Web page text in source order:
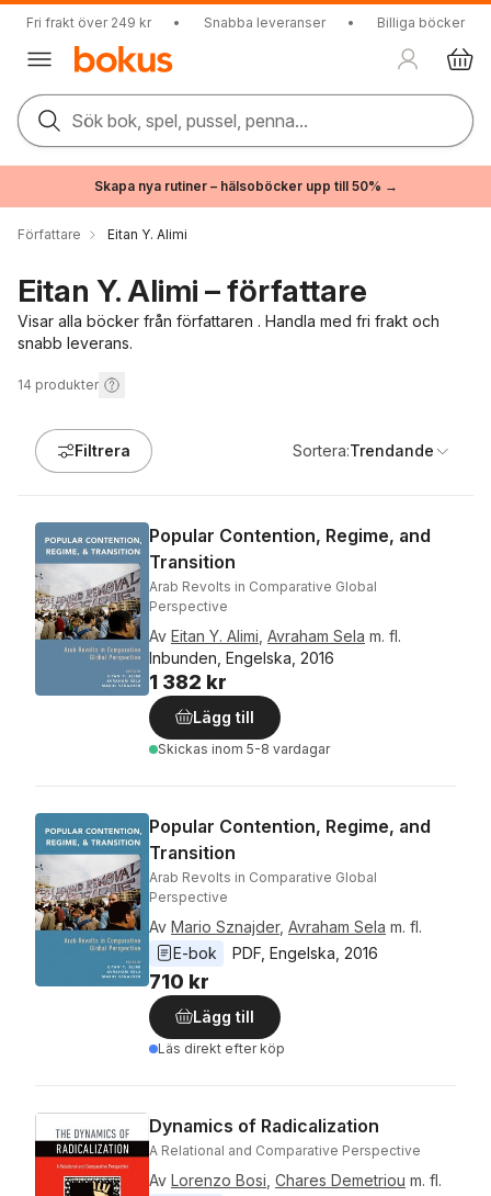
Fri frakt över 249 kr • Snabba leveranser • Billiga böcker
Sök bok, spel, pussel, penna...
Skapa nya rutiner – hälsoböcker upp till 50% →
Författare Eitan Y. Alimi
Eitan Y. Alimi – författare
Visar alla böcker från författaren . Handla med fri frakt och
snabb leverans.
14 produkter
Filtrera Sortera:Trendande
Popular Contention, Regime, and
Transition
Arab Revolts in Comparative Global
Perspective
Av Eitan Y. Alimi Avraham Sela m. fl.
Inbunden, Engelska, 2016
1 382 kr
Lägg till
Skickas inom 5-8 vardagar
Popular Contention, Regime, and
Transition
Arab Revolts in Comparative Global
Perspective
Av Mario Sznajder, Avraham Sela m. fl.
E-bok
PDF Engelska 2016
710 kr
Lägg till
Läs direkt efter köp
Dynamics of Radicalization
A Relational and Comparative Perspective
Av Lorenzo Bosi Chares Demetriou m. fl.